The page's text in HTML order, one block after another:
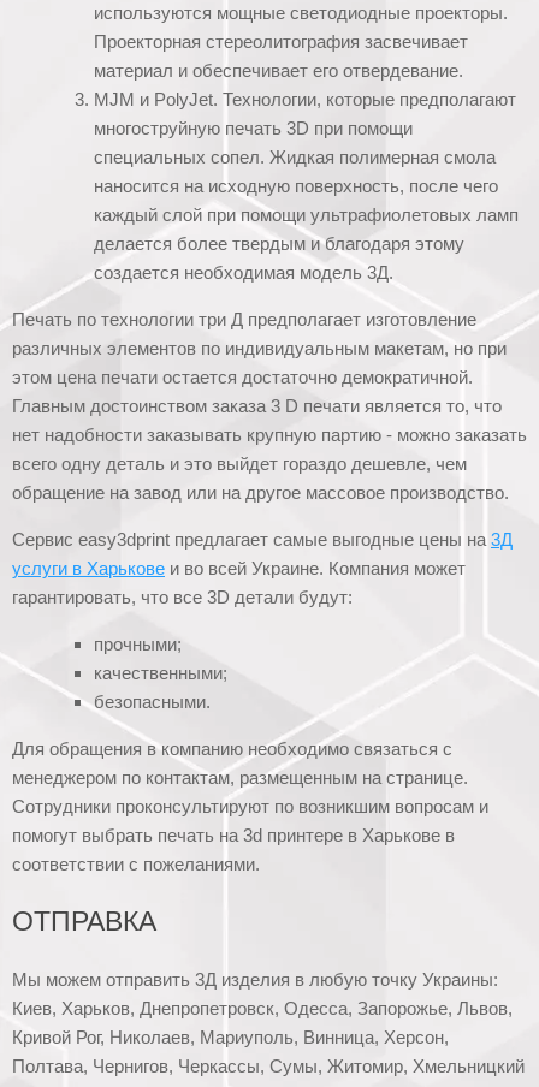
используются мощные светодиодные проекторы.
Проекторная стереолитография засвечивает
материал и обеспечивает его отвердевание.
MJM и PolyJet. Технологии, которые предполагают
многоструйную печать 3D при помощи
специальных сопел. Жидкая полимерная смола
наносится на исходную поверхность, после чего
каждый слой при помощи ультрафиолетовых ламп
делается более твердым и благодаря этому
создается необходимая модель 3Д.
Печать по технологии три Д предполагает изготовление
различных элементов по индивидуальным макетам, но при
этом цена печати остается достаточно демократичной.
Главным достоинством заказа 3 D печати является то, что
нет надобности заказывать крупную партию - можно заказать
всего одну деталь и это выйдет гораздо дешевле, чем
обращение на завод или на другое массовое производство.
Сервис easy3dprint предлагает самые выгодные цены на 3Д
услуги в Харькове и во всей Украине. Компания может
гарантировать, что все 3D детали будут:
прочными;
качественными;
безопасными.
Для обращения в компанию необходимо связаться с
менеджером по контактам, размещенным на странице.
Сотрудники проконсультируют по возникшим вопросам и
помогут выбрать печать на 3d принтере в Харькове в
соответствии с пожеланиями.
ОТПРАВКА
Мы можем отправить 3Д изделия в любую точку Украины:
Киев, Харьков, Днепропетровск, Одесса, Запорожье, Львов,
Кривой Рог, Николаев, Мариуполь, Винница, Херсон,
Полтава, Чернигов, Черкассы, Сумы, Житомир, Хмельницкий